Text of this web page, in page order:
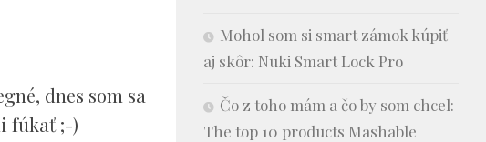
dnes som sa
fúkať ;-)
Mohol som si smart zámok kúpiť
aj skôr: Nuki Smart Lock Pro
Čo z toho mám a čo by som chcel:
The top 10 products Mashable